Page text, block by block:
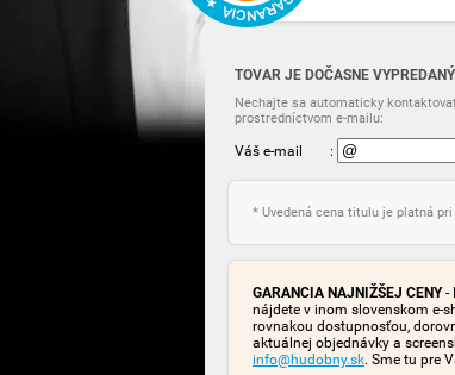
TOVAR JE DOČASNE
Nechajte sa automaticky
prostredníctvom e-mailu:
Váš e-mail :
* Uvedená cena titulu je platná
GARANCIA NAJNIŽŠEJ CENY-
nájdete v inom slovenskom e-
rovnakou dostupnosťou,
aktuálnej objednávky a
info@hudobny.sk. Sme tu pre